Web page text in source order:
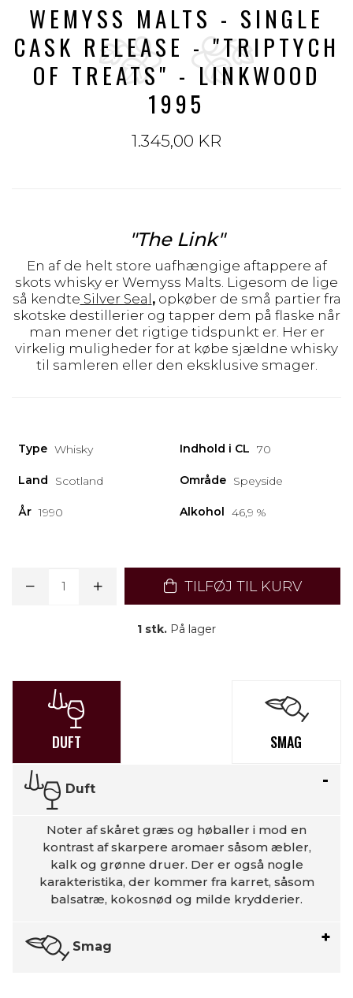
WEMYSS MALTS - SINGLE
CASK RELEASE - "TRIPTYCH
OF TREATS" - LINKWOOD
1995
1.345,00 KR
"The Link"
En af de helt store uafhængige aftappere af
skots whisky er Wemyss Malts. Ligesom de lige
så kendte Silver Sea ,opkøber de små partier fra
skotske destillerier og tapper dem på flaske når
man mener det rigtige tidspunkt er. Her er
virkelig muligheder for at købe sjældne whisky
til samleren eller den eksklusive smager.
Type Whisky Indhold i CL 70
Land Scotland Område Speyside
År 1990 Alkohol 46,9 %
TILFØJ TIL KURV
1 stk. På lager
DUFT SMAG
Duft
Noter af skåret græs og høballer i mod en
kontrast af skarpere aromaer såsom æbler,
kalk og grønne druer. Der er også nogle
karakteristika, der kommer fra karret, såsom
balsatræ, ​​kokosnød og milde krydderier.
Smag